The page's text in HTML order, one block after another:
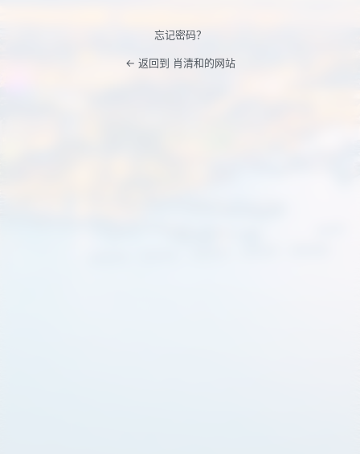
忘记密码？
← 返回到 肖清和的网站